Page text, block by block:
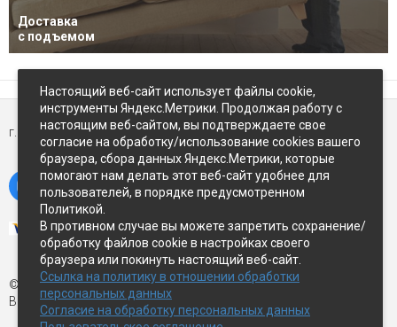
Доставка
с подъемом
г. Петропавловск-Камчатский,ул Восточное-шоссе, д.5
© Экспострой, 2026 г.
Все права защищены
Настоящий веб-сайт использует файлы cookie,
инструменты Яндекс.Метрики. Продолжая работу с
настоящим веб-сайтом, вы подтверждаете свое
согласие на обработку/использование cookies вашего
браузера, сбора данных Яндекс.Метрики, которые
помогают нам делать этот веб-сайт удобнее для
пользователей, в порядке предусмотренном
Политикой.
В противном случае вы можете запретить сохранение/
обработку файлов cookie в настройках своего
браузера или покинуть настоящий веб-сайт.
Ссылка на политику в отношении обработки
персональных данных
Согласие на обработку персональных данных